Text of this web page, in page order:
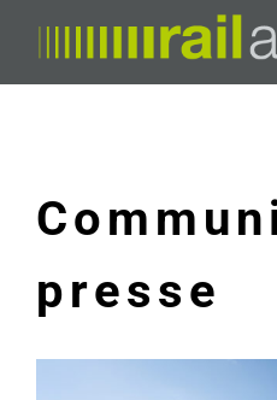
content
presse